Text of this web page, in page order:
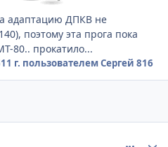
адаптацию ДПКВ не
поэтому эта прога пока
80.. прокатило...
11 г. пользователем Сергей 816